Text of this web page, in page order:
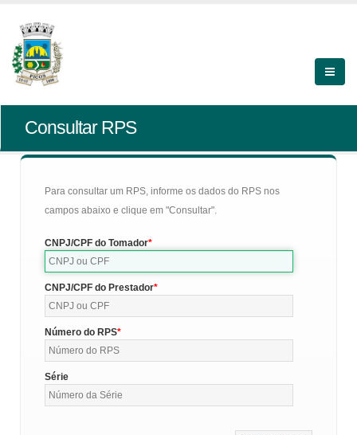
Consultar RPS
Para consultar um RPS, informe os dados do RPS nos
campos abaixo e clique em "Consultar".
CNPJ/CPF do Tomador
CNPJ/CPF do Prestador
Número do RPS
Série